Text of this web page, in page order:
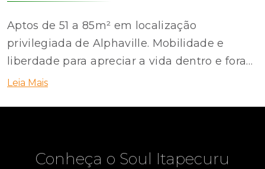
Aptos de 51 a 85m² em localização
privilegiada de Alphaville. Mobilidade e
liberdade para apreciar a vida dentro e fora
de casa.
Leia Mais
Conheça o Soul Itapecuru